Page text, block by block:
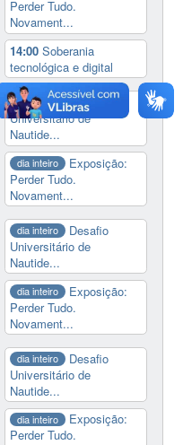
Perder Tudo.
Novament...
14:00Soberania
tecnológica e digital
dia inteiro
Desafio
Universitário de
Nautide...
dia inteiro
Exposição:
Perder Tudo.
Novament...
dia inteiro
Desafio
Universitário de
Nautide...
dia inteiro
Exposição:
Perder Tudo.
Novament...
dia inteiro
Desafio
Universitário de
Nautide...
dia inteiro
Exposição:
Perder Tudo.